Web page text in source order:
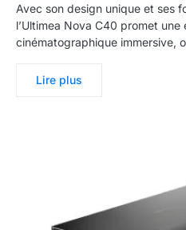
Avec son design unique et ses
l’Ultimea Nova C40 promet une
cinématographique immersive,
Lire plus